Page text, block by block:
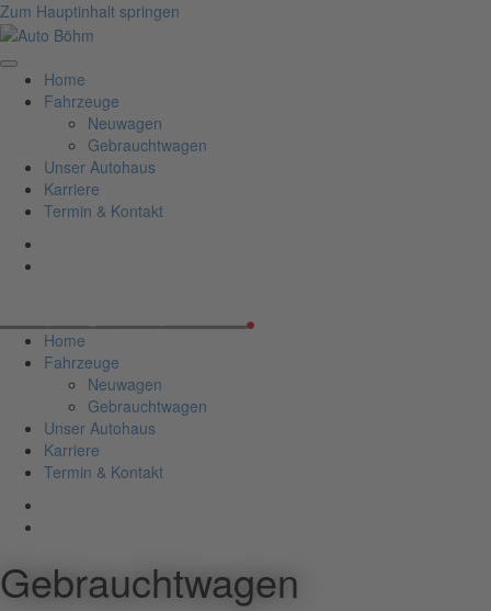
Zum Hauptinhalt springen
Home
Fahrzeuge
Neuwagen
Gebrauchtwagen
Unser Autohaus
Karriere
Termin & Kontakt
Home
Fahrzeuge
Neuwagen
Gebrauchtwagen
Unser Autohaus
Karriere
Termin & Kontakt
Gebrauchtwagen